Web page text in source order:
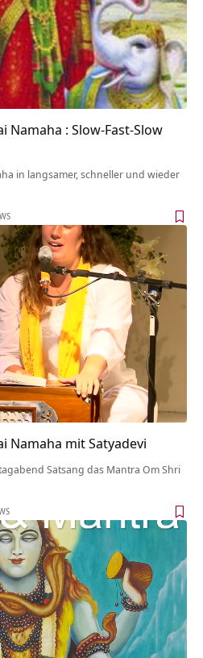
Namaha : Slow-Fast-Slow
in langsamer, schneller und wieder
Namaha mit Satyadevi
Satsang das Mantra Om Shri